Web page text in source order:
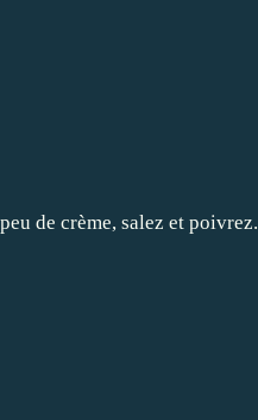
de crème, salez et poivrez.